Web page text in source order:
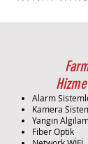
Alarm
Kamera
Yangın
Fiber Optik